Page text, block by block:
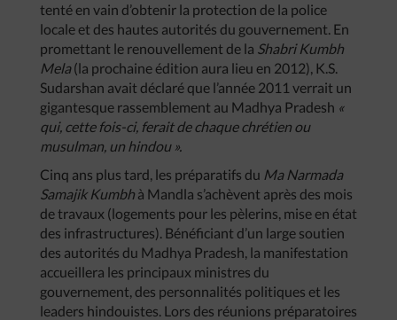
tenté en vain d’obtenir la protection de la police
locale et des hautes autorités du gouvernement. En
promettant le renouvellement de la Shabri Kumbh
Mela(la prochaine édition aura lieu en 2012), K.S.
Sudarshan avait déclaré que l’année 2011 verrait un
gigantesque rassemblement au Madhya Pradesh «
qui, cette fois-ci, ferait de chaque chrétien ou
musulman, un hindou ».
Cinq ans plus tard, les préparatifs du Ma Narmada
Samajik Kumbh à Mandla s’achèvent après des mois
de travaux (logements pour les pèlerins, mise en état
des infrastructures). Bénéficiant d’un large soutien
des autorités du Madhya Pradesh, la manifestation
accueillera les principaux ministres du
gouvernement, des personnalités politiques et les
leaders hindouistes. Lors des réunions préparatoires